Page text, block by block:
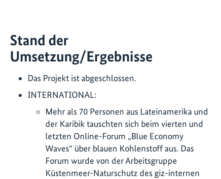
Stand der
Umsetzung/Ergebnisse
Das Projekt ist abgeschlossen.
INTERNATIONAL:
Mehr als 70 Personen aus Lateinamerika und
der Karibik tauschten sich beim vierten und
letzten Online-Forum „Blue Economy
Waves“ über blauen Kohlenstoff aus. Das
Forum wurde von der Arbeitsgruppe
Küstenmeer-Naturschutz des giz-internen